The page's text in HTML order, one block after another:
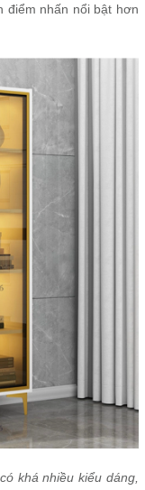
điểm nhấn nổi bật hơn
khá nhiều kiểu dáng,